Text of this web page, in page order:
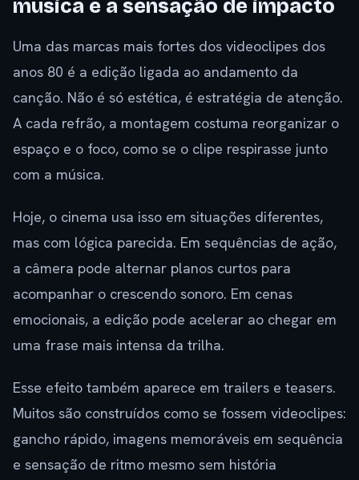
música e a sensação de impacto
Uma das marcas mais fortes dos videoclipes dos
anos 80 é a edição ligada ao andamento da
canção. Não é só estética, é estratégia de atenção.
A cada refrão, a montagem costuma reorganizar o
espaço e o foco, como se o clipe respirasse junto
com a música.
Hoje, o cinema usa isso em situações diferentes,
mas com lógica parecida. Em sequências de ação,
a câmera pode alternar planos curtos para
acompanhar o crescendo sonoro. Em cenas
emocionais, a edição pode acelerar ao chegar em
uma frase mais intensa da trilha.
Esse efeito também aparece em trailers e teasers.
Muitos são construídos como se fossem videoclipes:
gancho rápido, imagens memoráveis em sequência
e sensação de ritmo mesmo sem história